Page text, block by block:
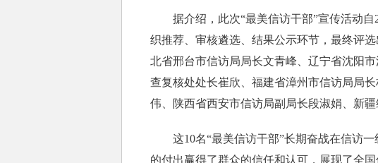
据介绍，此次“最美信访干部”宣传活动自
织推荐、审核遴选、结果公示环节，最终评
北省邢台市信访局局长文青峰、辽宁省沈阳
查复核处处长崔欣、福建省漳州市信访局局
伟、陕西省西安市信访局副局长段淑娟、新
这10名“最美信访干部”长期奋战在信访一
的付出赢得了群众的信任和认可，展现了全